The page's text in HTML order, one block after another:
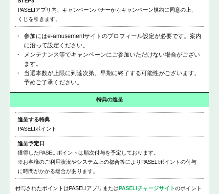
PASELIアプリ内、キャンペーンバナーからキャンペーン規約に同意の上、
くじを引きます。
参加にはe-amusementサイトのプロフィール設定が必要です。案内
に沿って設定ください。
メンテナンス等でキャンペーンにご参加いただけない場合がござい
ます。
当選本数が上限に到達次第、早期に終了する可能性がございます。
予めご了承ください。
特典の進呈
進呈する特典
PASELIポイント
進呈予定日
獲得したPASELIポイントは順次付与を予定しております。
※お客様のご利用状況やシステム上の都合等によりPASELIポイントの付与
に時間がかかる場合があります。
付与されたポイントはPASELIアプリまたは PASELIチャージサイトのポイント